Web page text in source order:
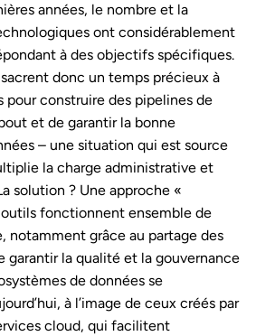
années, le nombre et la
ont considérablement
à des objectifs spécifiques.
donc un temps précieux à
pour construire des pipelines de
et de garantir la bonne
– une situation qui est source
la charge administrative et
solution ? Une approche «
fonctionnent ensemble de
notamment grâce au partage des
garantir la qualité et la gouvernance
de données se
à l’image de ceux créés par
cloud, qui facilitent